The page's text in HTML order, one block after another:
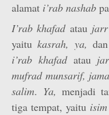
alamat i’rab nashab
I’rab khafad atau
yaitukasrah, ya,
i’rab khafad atau
mufrad munsarif,
salim. Ya, menjadi
tiga tempat, yaitu